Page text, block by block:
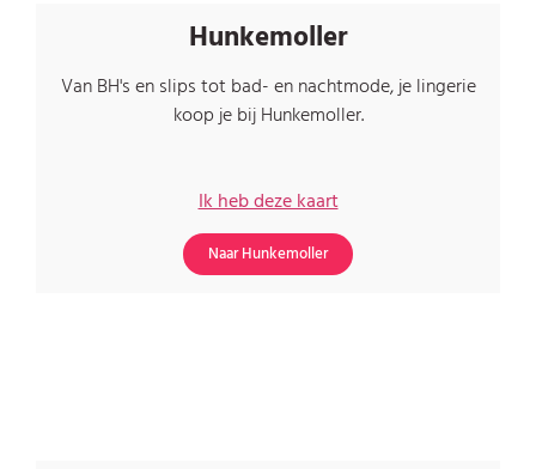
Hunkemoller
Van BH's en slips tot bad- en nachtmode, je lingerie
koop je bij Hunkemoller.
Ik heb deze kaart
Naar Hunkemoller